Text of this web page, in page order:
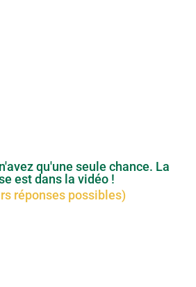
qu'une seule chance. La
est dans la vidéo !
réponses possibles)